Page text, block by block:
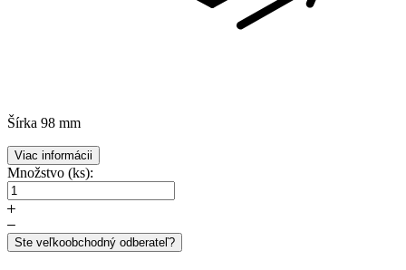
Šírka 98 mm
Viac informácii
Množstvo (ks):
Ste veľkoobchodný odberateľ?